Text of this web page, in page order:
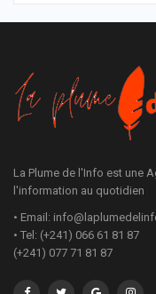
La Plume de l'Info est une
l'information au quotidien
• Email:
• Tel: (+241) 066 61 81 87
(+241) 077 71 81 87